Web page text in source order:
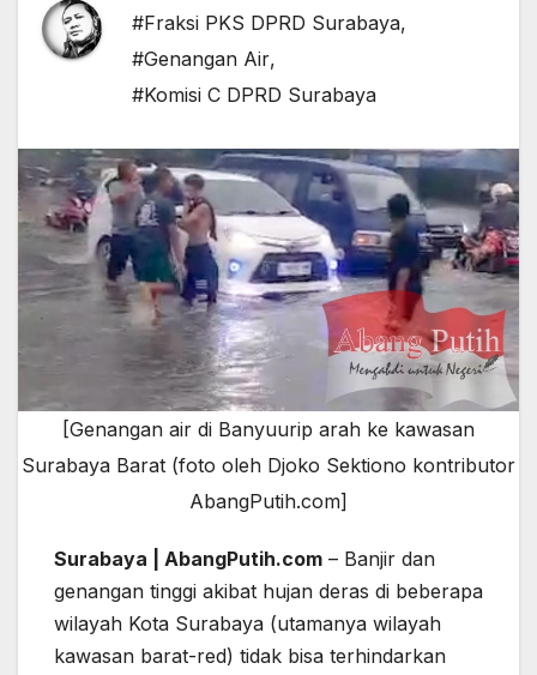
#Fraksi PKS DPRD Surabaya,
#Genangan Air,
#Komisi C DPRD Surabaya
[Genangan air di Banyuurip arah ke kawasan
Surabaya Barat (foto oleh Djoko Sektiono kontributor
AbangPutih.com]
Surabaya | AbangPutih.com – Banjir dan
genangan tinggi akibat hujan deras di beberapa
wilayah Kota Surabaya (utamanya wilayah
kawasan barat-red) tidak bisa terhindarkan